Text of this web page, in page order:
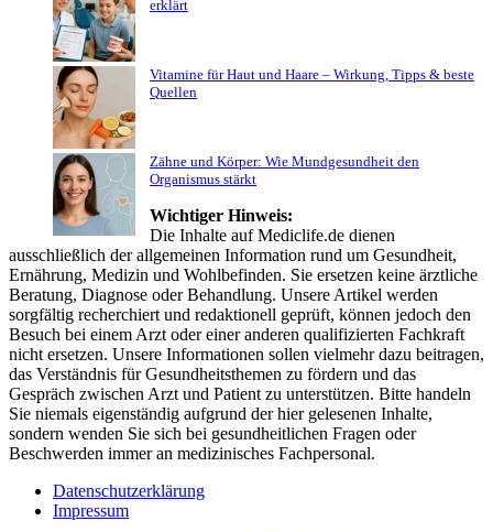
erklärt
Vitamine für Haut und Haare – Wirkung, Tipps & beste
Quellen
Zähne und Körper: Wie Mundgesundheit den
Organismus stärkt
Wichtiger Hinweis:
Die Inhalte auf Mediclife.de dienen
ausschließlich der allgemeinen Information rund um Gesundheit,
Ernährung, Medizin und Wohlbefinden. Sie ersetzen keine ärztliche
Beratung, Diagnose oder Behandlung. Unsere Artikel werden
sorgfältig recherchiert und redaktionell geprüft, können jedoch den
Besuch bei einem Arzt oder einer anderen qualifizierten Fachkraft
nicht ersetzen. Unsere Informationen sollen vielmehr dazu beitragen,
das Verständnis für Gesundheitsthemen zu fördern und das
Gespräch zwischen Arzt und Patient zu unterstützen. Bitte handeln
Sie niemals eigenständig aufgrund der hier gelesenen Inhalte,
sondern wenden Sie sich bei gesundheitlichen Fragen oder
Beschwerden immer an medizinisches Fachpersonal.
Datenschutzerklärung
Impressum